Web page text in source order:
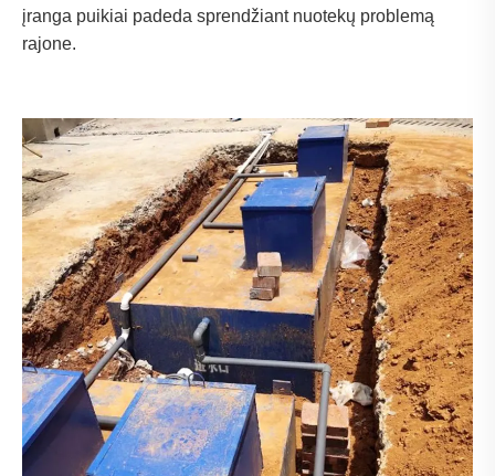
įranga puikiai padeda sprendžiant nuotekų problemą
rajone.